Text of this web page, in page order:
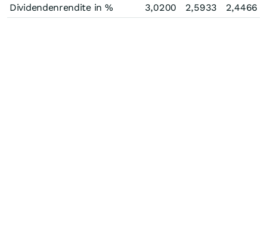
Dividendenrendite in %
3,0200 2,5933 2,4466